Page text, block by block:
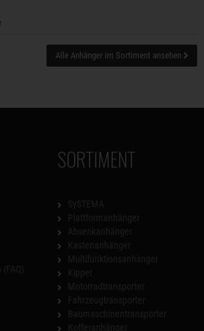
Alle Anhänger im Sortiment ansehen
SORTIMENT